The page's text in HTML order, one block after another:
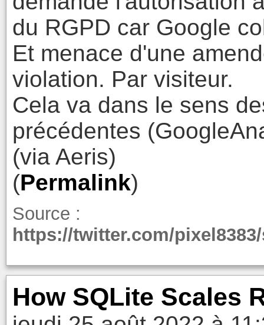
du RGPD car Google
Et menace d'une
violation. Par visiteur.
Cela va dans le sens
précédentes
(via Aeris)
(Permalink)
Source :
https://twitter.com/pixel8383/
How SQLite Scales